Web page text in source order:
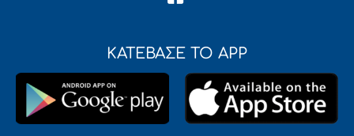
ΚΑΤΕΒΑΣΕ ΤΟ APP